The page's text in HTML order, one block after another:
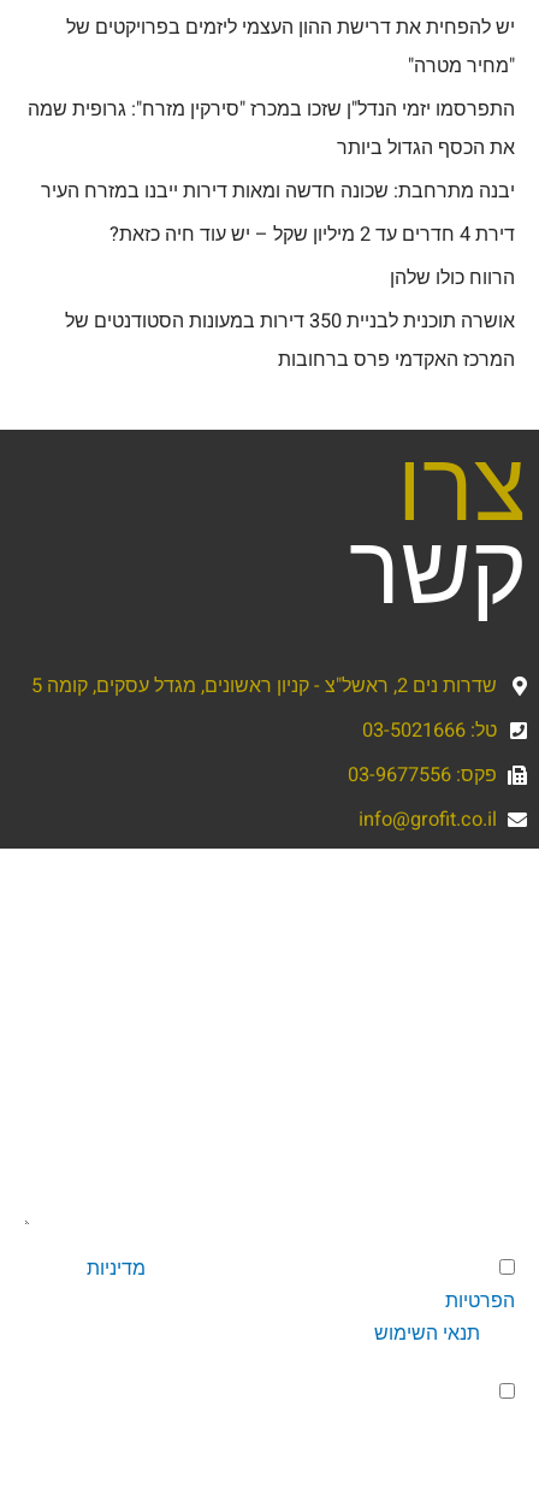
יש להפחית את דרישת ההון העצמי ליזמים בפרויקטים של
"מחיר מטרה"
התפרסמו יזמי הנדל"ן שזכו במכרז "סירקין מזרח": גרופית שמה
את הכסף הגדול ביותר
יבנה מתרחבת: שכונה חדשה ומאות דירות ייבנו במזרח העיר
דירת 4 חדרים עד 2 מיליון שקל – יש עוד חיה כזאת?
הרווח כולו שלהן
אושרה תוכנית לבניית 350 דירות במעונות הסטודנטים של
המרכז האקדמי פרס ברחובות
צרו
קשר
שדרות נים 2, ראשל"צ - קניון ראשונים, מגדל עסקים, קומה 5
טל: 03-5021666
פקס: 03-9677556
info@grofit.co.il
הסכמה
מדיניות
הפרטיות
תנאי השימוש
הסכמה